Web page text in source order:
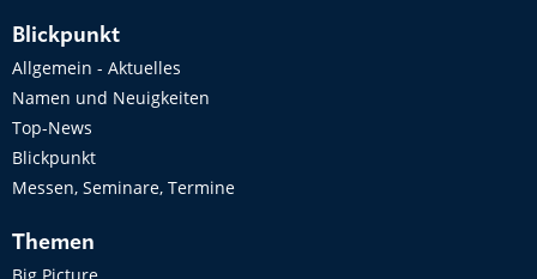
Blickpunkt
Allgemein - Aktuelles
Namen und Neuigkeiten
Top-News
Blickpunkt
Messen, Seminare, Termine
Themen
Big Picture